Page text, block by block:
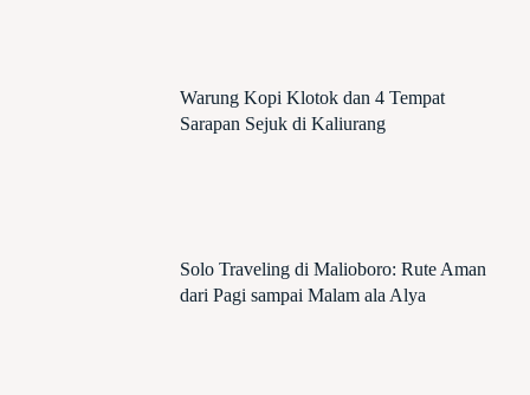
Warung Kopi Klotok dan 4 Tempat
Sarapan Sejuk di Kaliurang
Solo Traveling di Malioboro: Rute Aman
dari Pagi sampai Malam ala Alya